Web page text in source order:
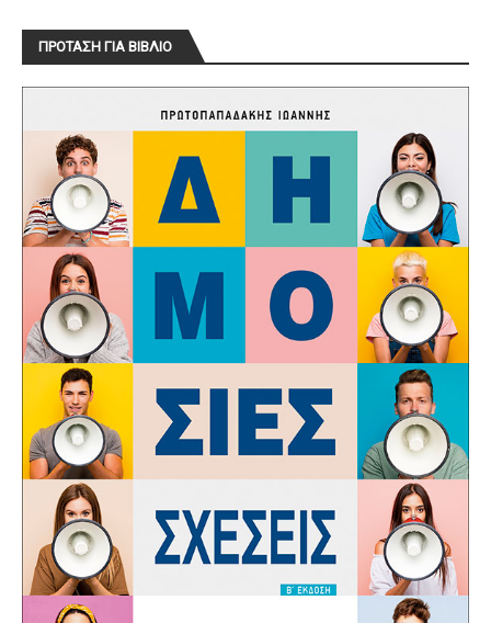
ΠΡΟΤΑΣΗ ΓΙΑ ΒΙΒΛΙΟ